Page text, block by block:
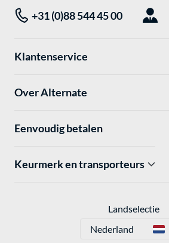
+31 (0)88 544 45 00
Klantenservice
Over Alternate
Eenvoudig betalen
Keurmerk en transporteurs
Landselectie